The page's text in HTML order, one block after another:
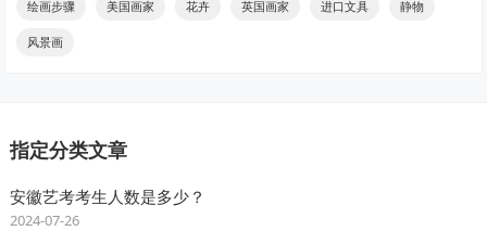
绘画步骤 美国画家 花卉 英国画家 进口文具 静物
风景画
指定分类文章
安徽艺考考生人数是多少？
2024-07-26